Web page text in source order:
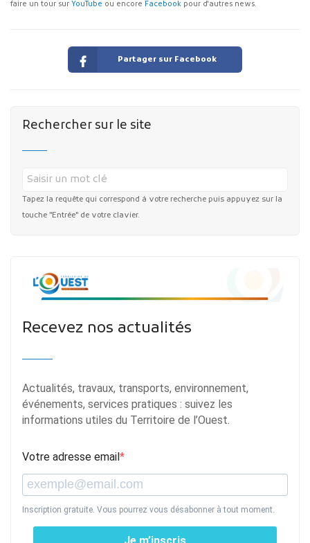
faire un tour sur YouTube ou encore Facebook pour d'autres news.
Partager sur Facebook
Rechercher sur le site
Tapez la requête qui correspond à votre recherche puis appuyez sur la
touche "Entrée" de votre clavier.
Recevez nos actualités
Actualités, travaux, transports, environnement,
événements, services pratiques : suivez les
informations utiles du Territoire de l’Ouest.
Votre adresse email
Inscription gratuite. Vous pourrez vous désabonner à tout moment.